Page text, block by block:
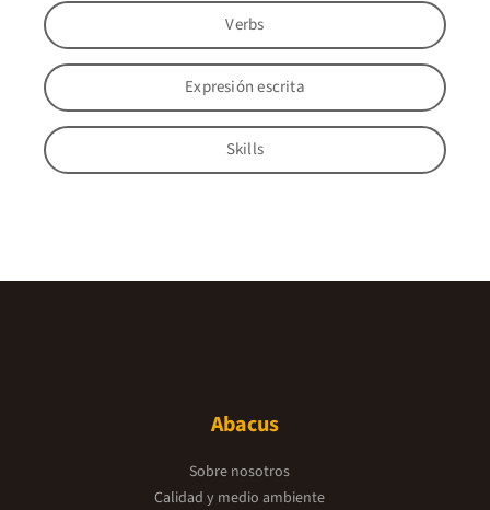
Verbs
Expresión escrita
Skills
Abacus
Sobre nosotros
Calidad y medio ambiente